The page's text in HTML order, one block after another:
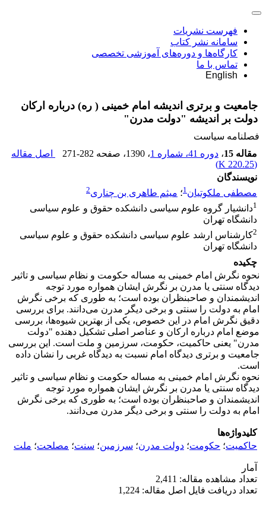
فهرست نشریات
سامانه نشر کتاب
کارگاه‌ها و دوره‌های آموزشی تخصصی
تماس با ما
English
جامعیت و برتری اندیشه امام خمینی ( ره) درباره ارکان
دولت بر اندیشه "دولت مدرن"
فصلنامه سیاست
مقاله 15
، دوره 41، شماره 1 ، 1390 ، صفحه 271-282
اصل مقاله
(
220.25 K
)
نویسندگان
مصطفی ملکوتیان1؛ میثم طاهری بن چناری2
1دانشیار گروه علوم سیاسی دانشکده حقوق و علوم سیاسی
دانشگاه تهران
2کارشناس ارشد علوم سیاسی دانشکده حقوق و علوم سیاسی
دانشگاه تهران
چکیده
نحوه نگرش امام خمینی به مساله حکومت و نظام سیاسی و تاثیر
دیدگاه سنتی یا مدرن بر نگرش ایشان همواره مورد توجه
اندیشمندان و صاحبنظران بوده است؛ به طوری که برخی نگرش
امام به دولت را سنتی و برخی دیگر مدرن می‌دانند. برای بررسی
دقیق نگرش امام در این خصوص، یکی از بهترین شیوه‌ها، بررسی
موضع امام درباره ارکان و عناصر اصلی تشکیل دهنده "دولت
مدرن" یعنی حاکمیت، حکومت، سرزمین و ملت است. این بررسی
جامعیت و برتری دیدگاه امام نسبت به دیدگاه غربی را نشان داده
است.
نحوه نگرش امام خمینی به مساله حکومت و نظام سیاسی و تاثیر
دیدگاه سنتی یا مدرن بر نگرش ایشان همواره مورد توجه
اندیشمندان و صاحبنظران بوده است؛ به طوری که برخی نگرش
امام به دولت را سنتی و برخی دیگر مدرن می‌دانند.
کلیدواژه‌ها
حاکمیت؛ حکومت؛ دولت مدرن؛ سرزمین؛ سنت؛ مصلحت؛ ملت
آمار
تعداد مشاهده مقاله: 2,411
تعداد دریافت فایل اصل مقاله: 1,224